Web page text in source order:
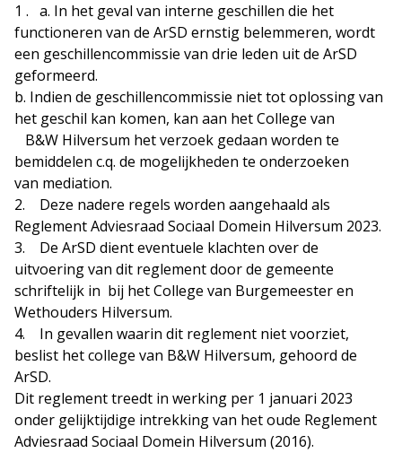
1 . a. In het geval van interne geschillen die het
functioneren van de ArSD ernstig belemmeren, wordt
een geschillencommissie van drie leden uit de ArSD
geformeerd.
b. Indien de geschillencommissie niet tot oplossing van
het geschil kan komen, kan aan het College van
B&W Hilversum het verzoek gedaan worden te
bemiddelen c.q. de mogelijkheden te onderzoeken
van mediation.
2. Deze nadere regels worden aangehaald als
Reglement Adviesraad Sociaal Domein Hilversum 2023.
3. De ArSD dient eventuele klachten over de
uitvoering van dit reglement door de gemeente
schriftelijk in bij het College van Burgemeester en
Wethouders Hilversum.
4. In gevallen waarin dit reglement niet voorziet,
beslist het college van B&W Hilversum, gehoord de
ArSD.
Dit reglement treedt in werking per 1 januari 2023
onder gelijktijdige intrekking van het oude Reglement
Adviesraad Sociaal Domein Hilversum (2016).